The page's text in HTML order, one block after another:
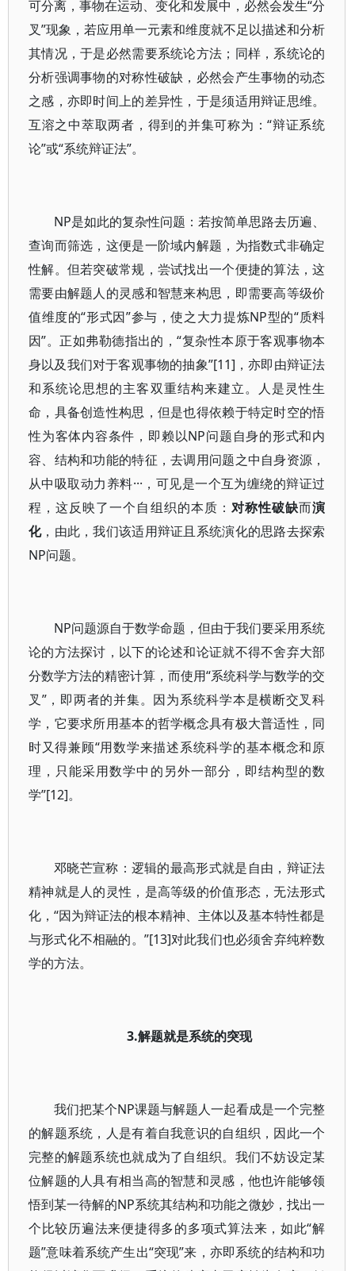
可分离，事物在运动、变化和发展中，必然会发生“分
叉”现象，若应用单一元素和维度就不足以描述和分析
其情况，于是必然需要系统论方法；同样，系统论的
分析强调事物的对称性破缺，必然会产生事物的动态
之感，亦即时间上的差异性，于是须适用辩证思维。
互溶之中萃取两者，得到的并集可称为：“辩证系统
论”或“系统辩证法”。
NP是如此的复杂性问题：若按简单思路去历遍、
查询而筛选，这便是一阶域内解题，为指数式非确定
性解。但若突破常规，尝试找出一个便捷的算法，这
需要由解题人的灵感和智慧来构思，即需要高等级价
值维度的“形式因”参与，使之大力提炼NP型的“质料
因”。正如弗勒德指出的，“复杂性本原于客观事物本
身以及我们对于客观事物的抽象”[11]，亦即由辩证法
和系统论思想的主客双重结构来建立。人是灵性生
命，具备创造性构思，但是也得依赖于特定时空的悟
性为客体内容条件，即赖以NP问题自身的形式和内
容、结构和功能的特征，去调用问题之中自身资源，
从中吸取动力养料···，可见是一个互为缠绕的辩证过
程，这反映了一个自组织的本质： 对称性破缺而演
化，由此，我们该适用辩证且系统演化的思路去探索
NP问题。
NP问题源自于数学命题，但由于我们要采用系统
论的方法探讨，以下的论述和论证就不得不舍弃大部
分数学方法的精密计算，而使用“系统科学与数学的交
叉”，即两者的并集。因为系统科学本是横断交叉科
学，它要求所用基本的哲学概念具有极大普适性，同
时又得兼顾“用数学来描述系统科学的基本概念和原
理，只能采用数学中的另外一部分，即结构型的数
学”[12]。
邓晓芒宣称：逻辑的最高形式就是自由，辩证法
精神就是人的灵性，是高等级的价值形态，无法形式
化，“因为辩证法的根本精神、主体以及基本特性都是
与形式化不相融的。”[13]对此我们也必须舍弃纯粹数
学的方法。
3.解题就是系统的突现
我们把某个NP课题与解题人一起看成是一个完整
的解题系统，人是有着自我意识的自组织，因此一个
完整的解题系统也就成为了自组织。我们不妨设定某
位解题的人具有相当高的智慧和灵感，他也许能够领
悟到某一待解的NP系统其结构和功能之微妙，找出一
个比较历遍法来便捷得多的多项式算法来，如此“解
题”意味着系统产生出“突现”来，亦即系统的结构和功